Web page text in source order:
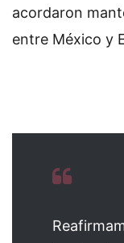
acordaron
entre México y